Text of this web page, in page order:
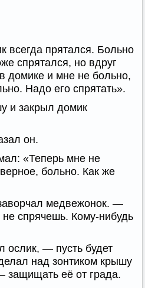
всегда прятался. Больно
спрятался, но вдруг
домике и мне не больно,
Надо его спрятать».
и закрыл домик
он.
«Теперь мне не
больно. Как же
медвежонок. —
не спрячешь. Кому-нибудь
— пусть будет
над зонтиком крышу
защищать её от града.